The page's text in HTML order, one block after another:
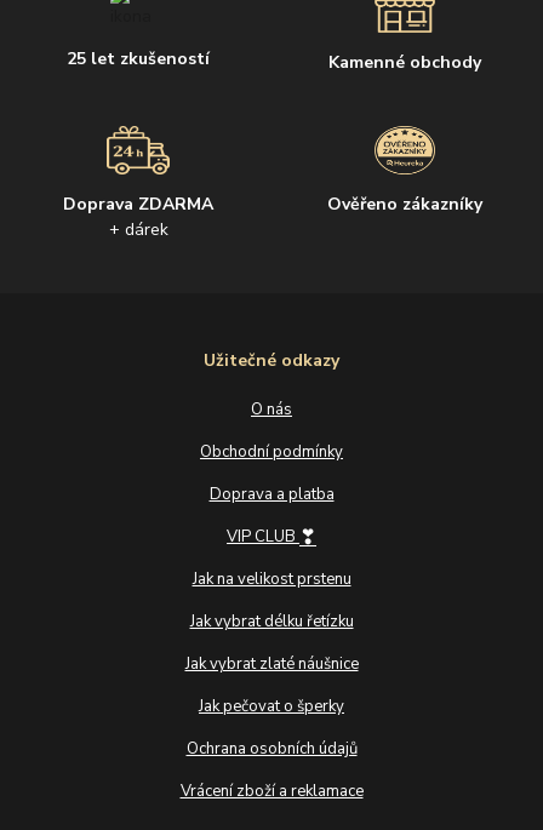
25 let zkušeností Kamenné obchody
Doprava ZDARMA
+ dárek
Ověřeno zákazníky
Užitečné odkazy
O nás
Obchodní podmínky
Doprava a platba
VIP CLUB ❣
Jak na velikost prstenu
Jak vybrat délku řetízku
Jak vybrat zlaté náušnice
Jak pečovat o šperky
Ochrana osobních údajů
Vrácení zboží a reklamace